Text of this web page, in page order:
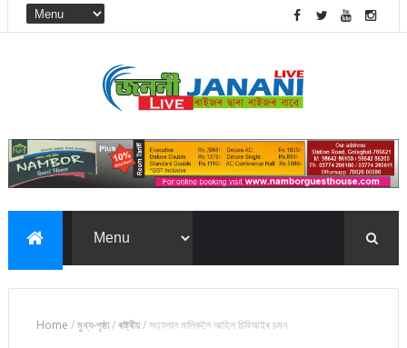
Home /মুখ্য-পৃষ্ঠা/ৰাষ্ট্ৰীয়/সত্যপাল মালিকলৈ‌ আহিল চিবিআইৰ চমন